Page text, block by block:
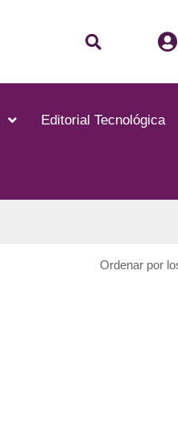
Buscar
Editorial Tecnológica